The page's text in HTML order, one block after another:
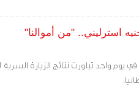
استرليني.. "من أموالنا"
يوم واحد تبلورت نتائج الزيارة